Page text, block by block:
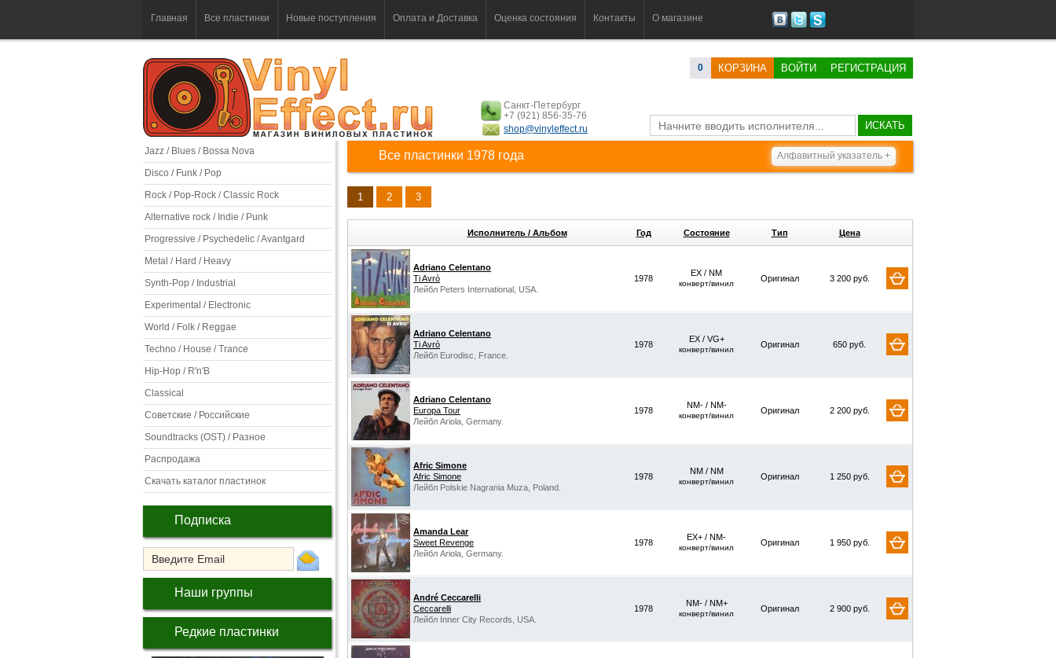
Главная Все пластинки Новые поступления Оплата и Доставка Оценка состояния Контакты О магазине
0 КОРЗИНА ВОЙТИ РЕГИСТРАЦИЯ
Санкт-Петербург
+7 (921) 856-35-76
shop@vinyleffect.ru
ИСКАТЬ
Jazz / Blues / Bossa Nova
Disco / Funk / Pop
Rock / Pop-Rock / Classic Rock
Alternative rock / Indie / Punk
Progressive / Psychedelic / Avantgard
Metal / Hard / Heavy
Synth-Pop / Industrial
Experimental / Electronic
World / Folk / Reggae
Techno / House / Trance
Hip-Hop / R'n'B
Classical
Советские / Российские
Soundtracks (OST) / Разное
Распродажа
Скачать каталог пластинок
Подписка
Наши группы
Редкие пластинки
Все пластинки 1978 года Алфавитный указатель +
1 2 3
Исполнитель / Альбом Год Состояние Тип Цена
Adriano Celentano
Ti Avrò
Лейбл Peters International, USA.
1978
EX / NM
конверт/винил
Оригинал 3 200 руб.
Adriano Celentano
Ti Avrò
Лейбл Eurodisc, France.
1978
EX / VG+
конверт/винил
Оригинал 650 руб.
Adriano Celentano‎
Europa Tour
Лейбл Ariola, Germany.
1978
NM- / NM-
конверт/винил
Оригинал 2 200 руб.
Afric Simone
Afric Simone
Лейбл Polskie Nagrania Muza, Poland.
1978
NM / NM
конверт/винил
Оригинал 1 250 руб.
Amanda Lear
Sweet Revenge
Лейбл Ariola, Germany.
1978
EX+ / NM-
конверт/винил
Оригинал 1 950 руб.
André Ceccarelli
Ceccarelli
Лейбл Inner City Records, USA.
1978
NM- / NM+
конверт/винил
Оригинал 2 900 руб.